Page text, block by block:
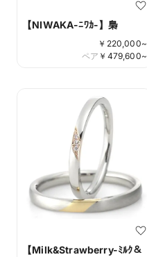
【NIWAKA-ﾆﾜｶ-】梟
￥ 220,000~
￥ 479,600~
ペア
【Milk&Strawberry-ﾐﾙｸ＆